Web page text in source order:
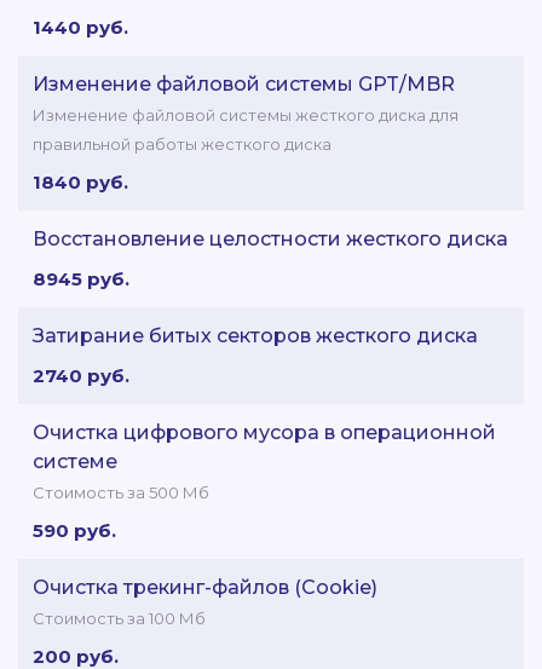
1440 руб.
Изменение файловой системы GPT/MBR
Изменение файловой системы жесткого диска для
правильной работы жесткого диска
1840 руб.
Восстановление целостности жесткого диска
8945 руб.
Затирание битых секторов жесткого диска
2740 руб.
Очистка цифрового мусора в операционной
системе
Стоимость за 500 Мб
590 руб.
Очистка трекинг-файлов (Cookie)
Стоимость за 100 Мб
200 руб.